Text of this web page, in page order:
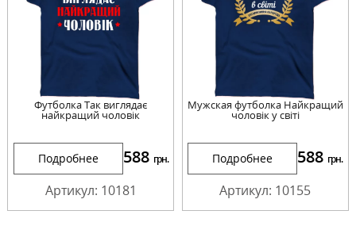
Футболка Так виглядає
найкращий чоловік
Подробнее 588 грн.
Артикул: 10181
Мужская футболка Найкращий
чоловік у світі
Подробнее 588 грн.
Артикул: 10155